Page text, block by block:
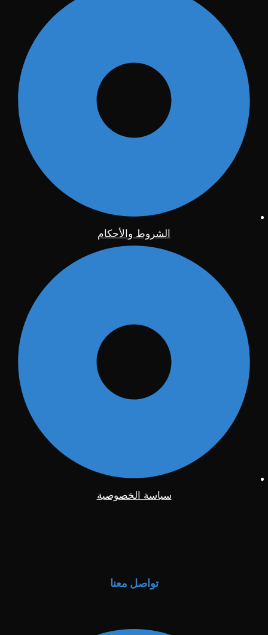
الشروط والأحكام
سياسة الخصوصية
تواصل معنا